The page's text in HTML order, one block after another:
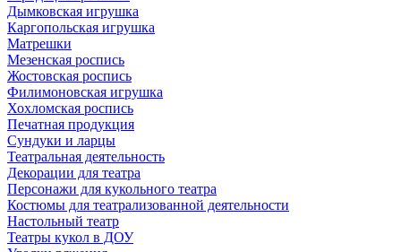
Дымковская игрушка
Каргопольская игрушка
Матрешки
Мезенская роспись
Жостовская роспись
Филимоновская игрушка
Хохломская роспись
Печатная продукция
Сундуки и ларцы
Театральная деятельность
Декорации для театра
Персонажи для кукольного театра
Костюмы для театрализованной деятельности
Настольный театр
Театры кукол в ДОУ